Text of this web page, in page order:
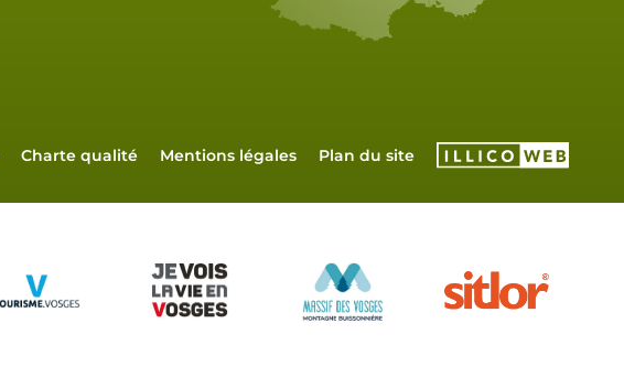
Charte qualité Mentions légales Plan du site